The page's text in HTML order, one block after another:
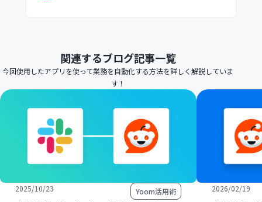
関連するブログ記事一覧
今回使用したアプリを使って業務を自動化する方法を詳しく解説していま
す！
2025/10/23 Yoom活用術 2026/02/19